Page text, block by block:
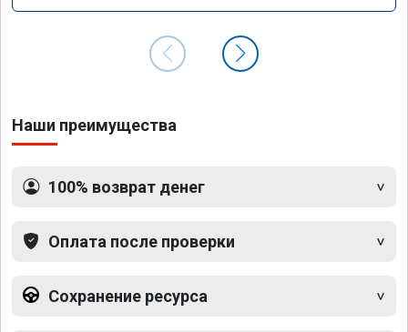
Наши преимущества
100% возврат денег
Оплата после проверки
Сохранение ресурса